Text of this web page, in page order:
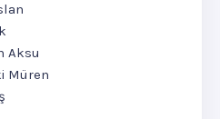
Aksu
Müren